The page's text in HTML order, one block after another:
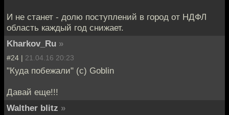
И не станет - долю поступлений в город от НДФЛ
область каждый год снижает.
Kharkov_Ru »
#24 | 21.04.16 20:23
"Куда побежали" (с) Goblin
Давай еще!!!
Walther blitz »